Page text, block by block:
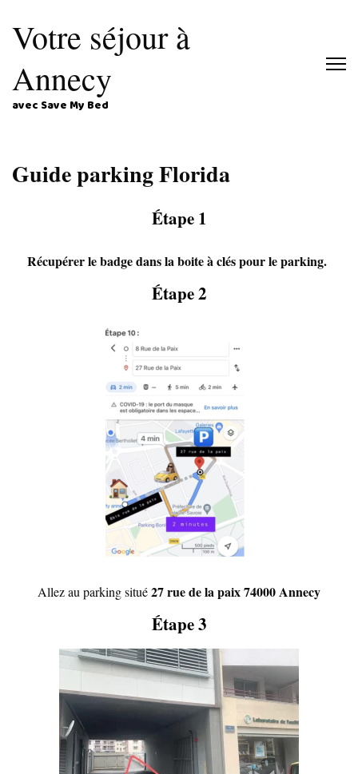
Votre séjour à
Annecy
avec Save My Bed
Guide parking Florida
Étape 1
Récupérer le badge dans la boite à clés pour le parking.
Étape 2
Allez au parking situé27 rue de la paix 74000 Annecy
Étape 3